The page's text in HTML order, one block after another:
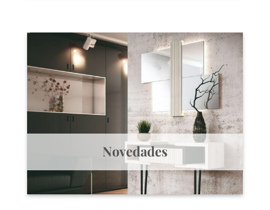
Novedades